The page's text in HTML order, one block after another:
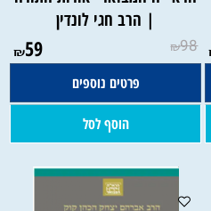
| הרב חגי לונדין
₪98
₪59
פרטים נוספים
הוסף לסל